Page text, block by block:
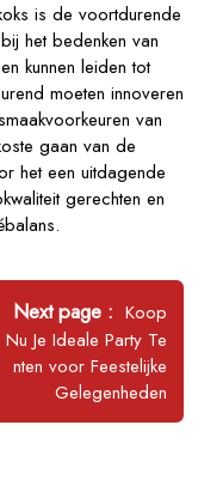
is de voortdurende
het bedenken van
kunnen leiden tot
moeten innoveren
van
gaan van de
het een uitdagende
gerechten en
Next page
Newer
Posts
Koop
Nu Je Ideale Party Te
nten voor Feestelijke
Gelegenheden